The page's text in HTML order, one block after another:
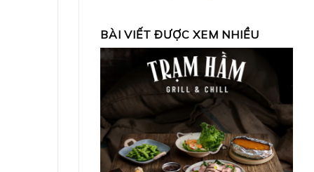
BÀI VIẾT ĐƯỢC XEM NHIỀU